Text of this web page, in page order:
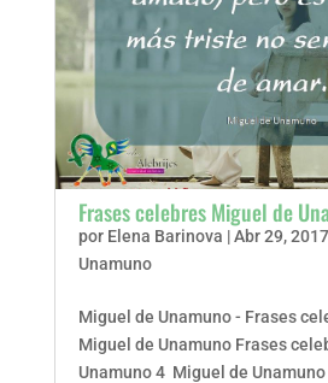
Frases celebres Miguel de
por Elena Barinova |Abr 29, 2017
Unamuno
Miguel de Unamuno - Frases
Miguel de Unamuno Frases
Unamuno 4 Miguel de